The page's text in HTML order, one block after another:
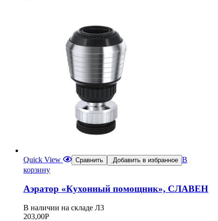
Quick View Сравнить Добавить в избранное В
корзину
Аэратор «Кухонный помощник», СЛАВЕН
В наличии на складе Л3
203,00Р